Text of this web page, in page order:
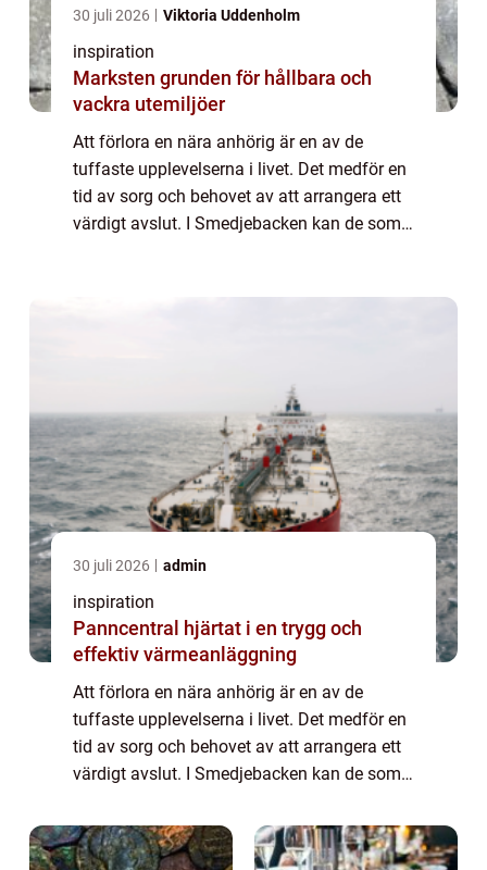
30 juli 2026 Viktoria Uddenholm
inspiration
Marksten grunden för hållbara och
vackra utemiljöer
Att förlora en nära anhörig är en av de
tuffaste upplevelserna i livet. Det medför en
tid av sorg och behovet av att arrangera ett
värdigt avslut. I Smedjebacken kan de som
30 juli 2026 admin
inspiration
Panncentral hjärtat i en trygg och
effektiv värmeanläggning
Att förlora en nära anhörig är en av de
tuffaste upplevelserna i livet. Det medför en
tid av sorg och behovet av att arrangera ett
värdigt avslut. I Smedjebacken kan de som